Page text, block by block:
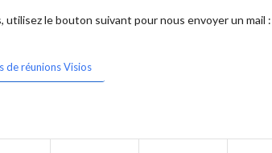
le bouton suivant pour nous envoyer un mail :
de réunions Visios